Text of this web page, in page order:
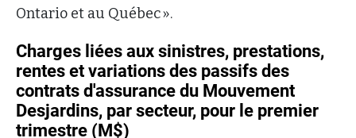
Ontario et au Québec ».